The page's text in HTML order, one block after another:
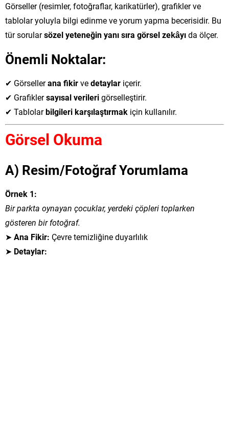
Görseller (resimler, fotoğraflar, karikatürler), grafikler ve
tablolar yoluyla bilgi edinme ve yorum yapma becerisidir. Bu
tür sorularsözel yeteneğin yanı sıra görsel zekâyıda ölçer.
Önemli Noktalar:
✔ Görsellerana fikirvedetaylar içerir.
✔ Grafiklersayısal verilerigörselleştirir.
✔ Tablolarbilgileri karşılaştırmak için kullanılır.
Görsel Okuma
A) Resim/Fotoğraf Yorumlama
Örnek 1:
Bir parkta oynayan çocuklar, yerdeki çöpleri toplarken
gösteren bir fotoğraf.
➤Ana Fikir: Çevre temizliğine duyarlılık
➤ Detaylar: